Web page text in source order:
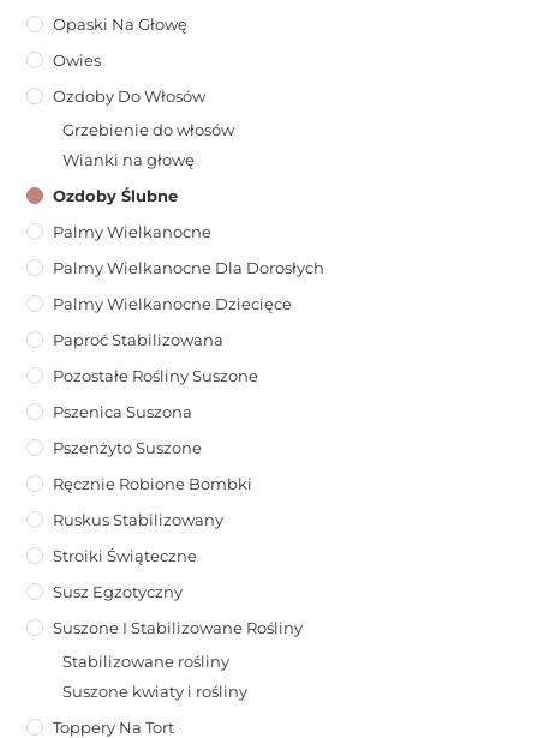
Opaski Na Głowę
Owies
Ozdoby Do Włosów
Grzebienie do włosów
Wianki na głowę
Ozdoby Ślubne
Palmy Wielkanocne
Palmy Wielkanocne Dla Dorosłych
Palmy Wielkanocne Dziecięce
Paproć Stabilizowana
Pozostałe Rośliny Suszone
Pszenica Suszona
Pszenżyto Suszone
Ręcznie Robione Bombki
Ruskus Stabilizowany
Stroiki Świąteczne
Susz Egzotyczny
Suszone I Stabilizowane Rośliny
Stabilizowane rośliny
Suszone kwiaty i rośliny
Toppery Na Tort